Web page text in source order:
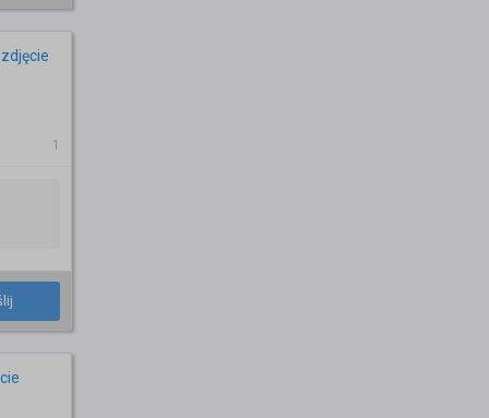
1